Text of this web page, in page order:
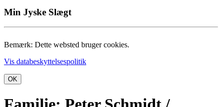
Min Jyske Slægt
Bemærk: Dette websted bruger cookies.
Vis databeskyttelsespolitik
OK